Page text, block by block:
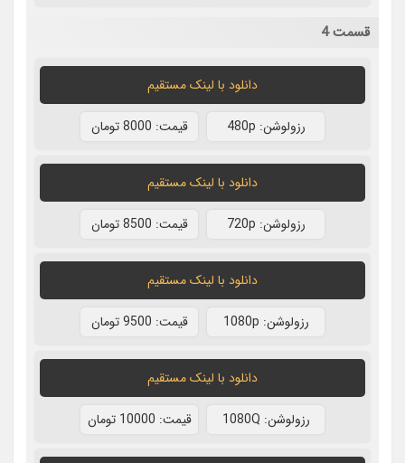
قسمت 4
دانلود با لينک مستقيم
رزولوشن: 480p قيمت: 8000 تومان
دانلود با لينک مستقيم
رزولوشن: 720p قيمت: 8500 تومان
دانلود با لينک مستقيم
رزولوشن: 1080p قيمت: 9500 تومان
دانلود با لينک مستقيم
رزولوشن: 1080Q قيمت: 10000 تومان